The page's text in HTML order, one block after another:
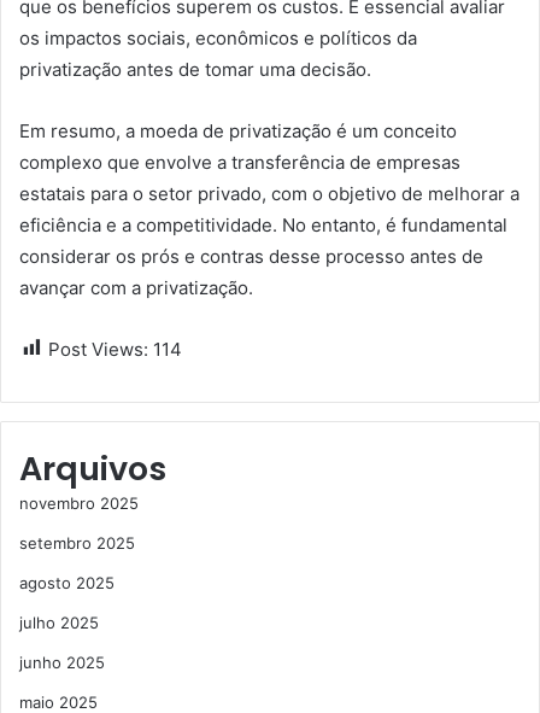
que os benefícios superem os custos. É essencial avaliar
os impactos sociais, econômicos e políticos da
privatização antes de tomar uma decisão.
Em resumo, a moeda de privatização é um conceito
complexo que envolve a transferência de empresas
estatais para o setor privado, com o objetivo de melhorar a
eficiência e a competitividade. No entanto, é fundamental
considerar os prós e contras desse processo antes de
avançar com a privatização.
Post Views: 114
Arquivos
novembro 2025
setembro 2025
agosto 2025
julho 2025
junho 2025
maio 2025